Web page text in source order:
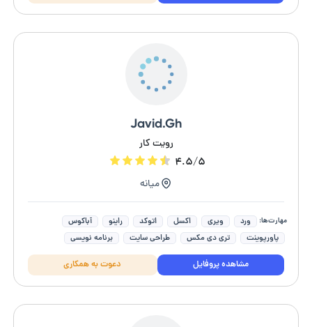
Javid.Gh
رویت کار
۴.۵/۵
میانه
مهارت‌ها: ورد ویری اکسل اتوکد راینو
آباکوس
پاورپوینت
تری دی مکس طراحی سایت برنامه نویسی
مشاهده پروفایل دعوت به همکاری